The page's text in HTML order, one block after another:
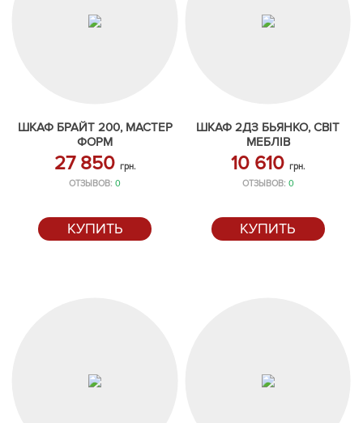
ШКАФ БРАЙТ 200, МАСТЕР
ФОРМ
27 850 грн.
ОТЗЫВОВ:0
КУПИТЬ
ШКАФ 2ДЗ БЬЯНКО, СВІТ
МЕБЛІВ
10 610 грн.
ОТЗЫВОВ: 0
КУПИТЬ